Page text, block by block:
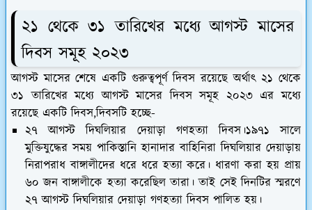
২১ থেকে ৩১ তারিখের মধ্যে আগস্ট মাসের
দিবস সমূহ ২০২৩
আগস্ট মাসের শেষে একটি গুরুত্বপূর্ণ দিবস রয়েছে অর্থাৎ ২১ থেকে
৩১ তারিখের মধ্যে আগস্ট মাসের দিবস সমূহ ২০২৩ এর মধ্যে
রয়েছে একটি দিবস,দিবসটি হচ্ছে-
২৭ আগস্ট দিঘলিয়ার দেয়াড়া গণহত্যা দিবস।১৯৭১ সালে
মুক্তিযুদ্ধের সময় পাকিস্তানি হানাদার বাহিনিরা দিঘলিয়ার দেয়াড়ায়
নিরাপরাধ বাঙ্গালীদের ধরে ধরে হত্যা করে। ধারণা করা হয় প্রায়
৬০ জন বাঙ্গালীকে হত্যা করেছিল তারা। তাই সেই দিনটির স্মরণে
২৭ আগস্ট দিঘলিয়ার দেয়াড়া গণহত্যা দিবস পালিত হয়।